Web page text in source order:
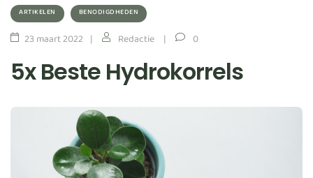
ARTIKELEN BENODIGDHEDEN
23 maart 2022 Redactie 0
5x Beste Hydrokorrels